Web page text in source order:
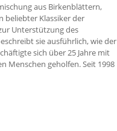
aus Birkenblättern,
beliebter Klassiker der
Unterstützung des
sie ausführlich, wie der
sich über 25 Jahre mit
Menschen geholfen. Seit 1998